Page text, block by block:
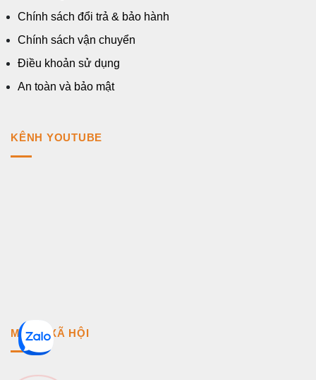
Chính sách đổi trả & bảo hành
Chính sách vận chuyển
Điều khoản sử dụng
An toàn và bảo mật
KÊNH YOUTUBE
MẠNG XÃ HỘI